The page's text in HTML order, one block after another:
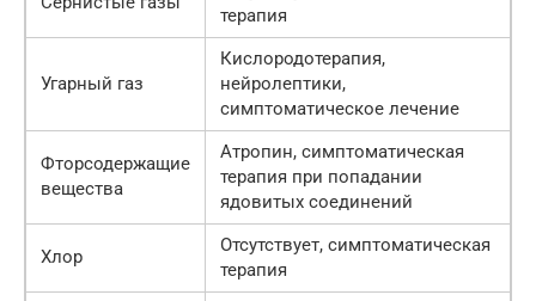
терапия
Угарный газ
Кислородотерапия,
нейролептики,
симптоматическое лечение
Фторсодержащие
вещества
Атропин, симптоматическая
терапия при попадании
ядовитых соединений
Хлор
Отсутствует, симптоматическая
терапия